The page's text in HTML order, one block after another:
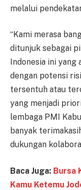
melalui
“Kami merasa
ditunjuk sebagai
Indonesia ini yang
dengan potensi
tersentuh atau
yang menjadi
lembaga PMI
banyak
dukungan
Baca Juga: Bursa
Kamu Ketemu